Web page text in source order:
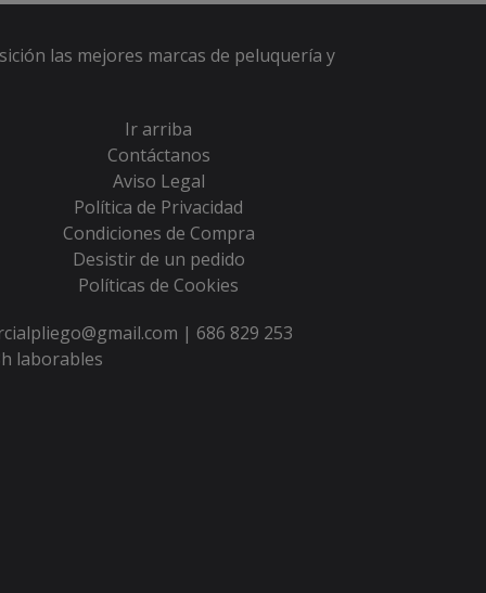
las mejores marcas de peluquería y
Ir arriba
Contáctanos
Aviso Legal
Política de Privacidad
Condiciones de Compra
Desistir de un pedido
Políticas de Cookies
|686 829 253
laborables